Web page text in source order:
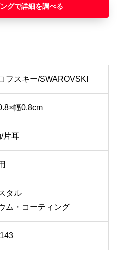
グ
フスキー/SWAROVSKI
幅0.8cm
片耳
タル
ム・コーティング